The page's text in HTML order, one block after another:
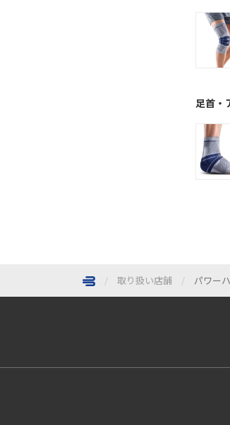
足首・
取り扱い店舗 パワー
ページトップへ